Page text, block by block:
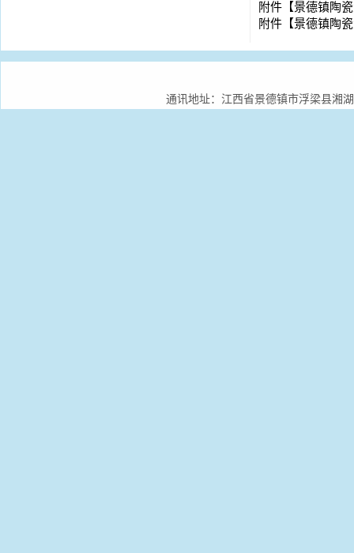
附件【景德镇陶
附件【景德镇陶
通讯地址：江西省景德镇市浮梁县湘